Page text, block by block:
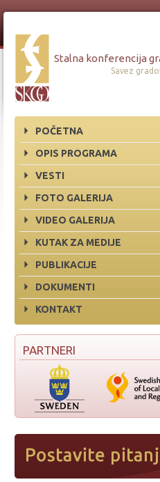
Stalna konferencija
Savez
POČETNA
OPIS PROGRAMA
VESTI
FOTO GALERIJA
VIDEO GALERIJA
KUTAK ZA MEDIJE
PUBLIKACIJE
DOKUMENTI
KONTAKT
PARTNERI